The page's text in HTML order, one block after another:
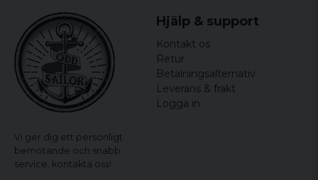
Vi ger dig ett personligt
bemötande och snabb
service, kontakta oss!
Hjälp & support
Kontakt os
Retur
Betalningsalternativ
Leverans & frakt
Logga in